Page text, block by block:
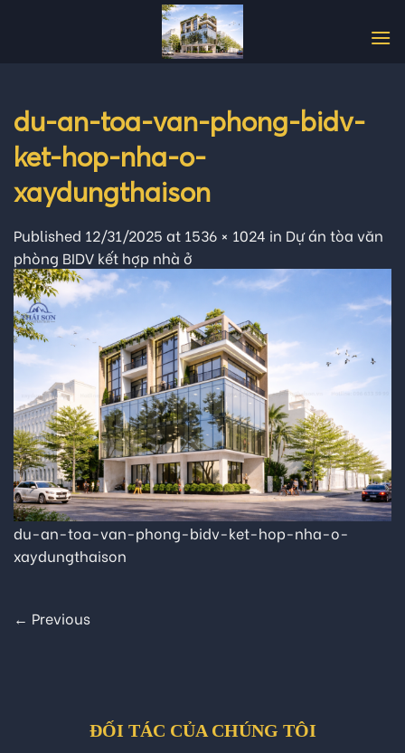
du-an-toa-van-phong-bidv-
ket-hop-nha-o-
xaydungthaison
Published 12/31/2025 at 1536 × 1024 in Dự án tòa văn
phòng BIDV kết hợp nhà ở
du-an-toa-van-phong-bidv-ket-hop-nha-o-
xaydungthaison
← Previous
ĐỐI TÁC CỦA CHÚNG TÔI